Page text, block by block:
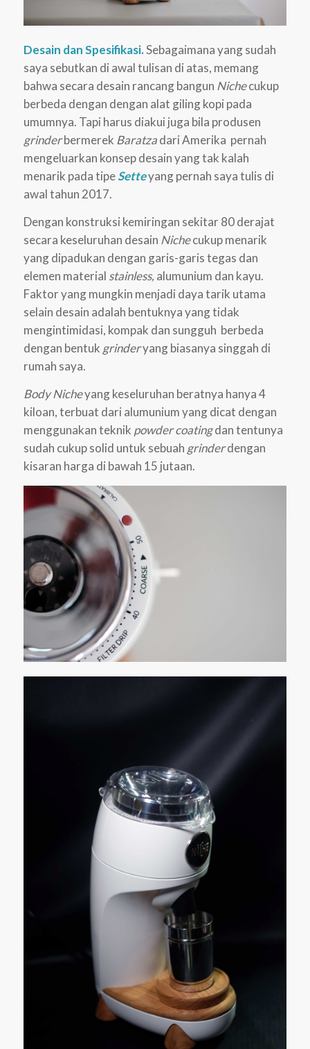
Desain dan Spesifikasi.Sebagaimana yang sudah
saya sebutkan di awal tulisan di atas, memang
bahwa secara desain rancang bangun Nichecukup
berbeda dengan dengan alat giling kopi pada
umumnya. Tapi harus diakui juga bila produsen
grinderbermerek Baratzadari Amerika pernah
mengeluarkan konsep desain yang tak kalah
menarik pada tipeSetteyang pernah saya tulis di
awal tahun 2017.
Dengan konstruksi kemiringan sekitar 80 derajat
secara keseluruhan desain Nichecukup menarik
yang dipadukan dengan garis-garis tegas dan
elemen material stainless, alumunium dan kayu.
Faktor yang mungkin menjadi daya tarik utama
selain desain adalah bentuknya yang tidak
mengintimidasi, kompak dan sungguh berbeda
dengan bentuk grinderyang biasanya singgah di
rumah saya.
Body Nicheyang keseluruhan beratnya hanya 4
kiloan, terbuat dari alumunium yang dicat dengan
menggunakan teknik powder coatingdan tentunya
sudah cukup solid untuk sebuah grinderdengan
kisaran harga di bawah 15 jutaan.